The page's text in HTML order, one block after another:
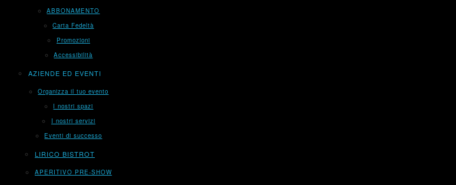
ABBONAMENTO
Carta Fedeltà
Promozioni
Accessibilità
AZIENDE ED EVENTI
Organizza il tuo evento
I nostri spazi
I nostri servizi
Eventi di successo
LIRICO BISTROT
APERITIVO PRE-SHOW